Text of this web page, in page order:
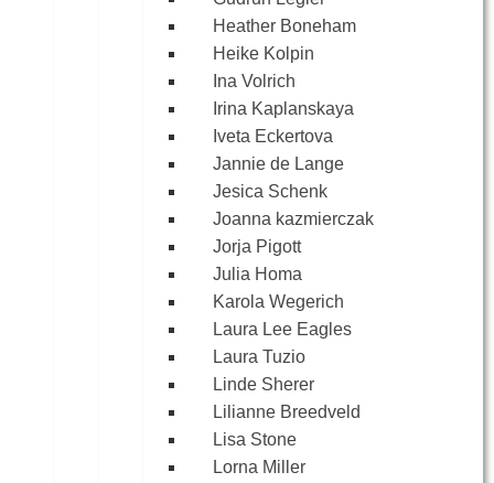
Heather Boneham
Heike Kolpin
Ina Volrich
Irina Kaplanskaya
Iveta Eckertova
Jannie de Lange
Jesica Schenk
Joanna kazmierczak
Jorja Pigott
Julia Homa
Karola Wegerich
Laura Lee Eagles
Laura Tuzio
Linde Sherer
Lilianne Breedveld
Lisa Stone
Lorna Miller